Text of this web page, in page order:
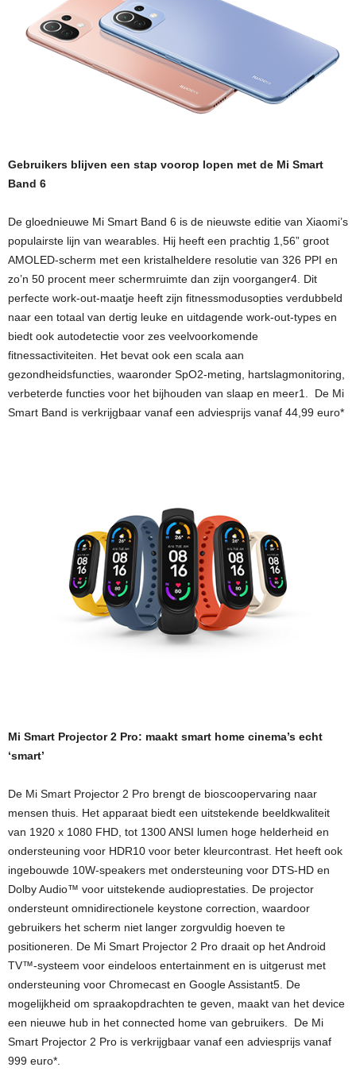
Gebruikers blijven een stap voorop lopen met de Mi Smart
Band 6
De gloednieuwe Mi Smart Band 6 is de nieuwste editie van Xiaomi’s
populairste lijn van wearables. Hij heeft een prachtig 1,56” groot
AMOLED-scherm met een kristalheldere resolutie van 326 PPI en
zo’n 50 procent meer schermruimte dan zijn voorganger4. Dit
perfecte work-out-maatje heeft zijn fitnessmodusopties verdubbeld
naar een totaal van dertig leuke en uitdagende work-out-types en
biedt ook autodetectie voor zes veelvoorkomende
fitnessactiviteiten. Het bevat ook een scala aan
gezondheidsfuncties, waaronder SpO2-meting, hartslagmonitoring,
verbeterde functies voor het bijhouden van slaap en meer1. De Mi
Smart Band is verkrijgbaar vanaf een adviesprijs vanaf 44,99 euro*
Mi Smart Projector 2 Pro: maakt smart home cinema’s echt
‘smart’
De Mi Smart Projector 2 Pro brengt de bioscoopervaring naar
mensen thuis. Het apparaat biedt een uitstekende beeldkwaliteit
van 1920 x 1080 FHD, tot 1300 ANSI lumen hoge helderheid en
ondersteuning voor HDR10 voor beter kleurcontrast. Het heeft ook
ingebouwde 10W-speakers met ondersteuning voor DTS-HD en
Dolby Audio™ voor uitstekende audioprestaties. De projector
ondersteunt omnidirectionele keystone correction, waardoor
gebruikers het scherm niet langer zorgvuldig hoeven te
positioneren. De Mi Smart Projector 2 Pro draait op het Android
TV™-systeem voor eindeloos entertainment en is uitgerust met
ondersteuning voor Chromecast en Google Assistant5. De
mogelijkheid om spraakopdrachten te geven, maakt van het device
een nieuwe hub in het connected home van gebruikers. De Mi
Smart Projector 2 Pro is verkrijgbaar vanaf een adviesprijs vanaf
999 euro*.